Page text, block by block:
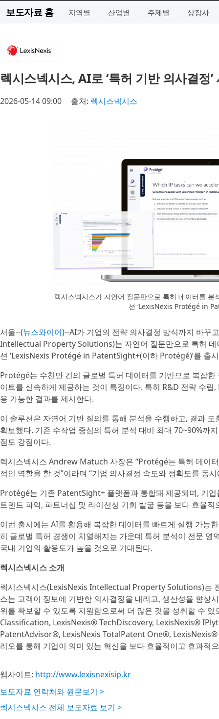
보도자료 홈 지역별 산업별 주제별 상장사
렉시스넥시스, AI로 ‘특허 기반 의사결
2026-05-14 09:00 출처: 렉시스넥시스
렉시스넥시스가 자연어 질문만으로 특허 데이터를
션 ‘LexisNexis Protégé in
서울--(뉴스와이어)--AI가 기업의 전략 의사결정 방식까지 바꾸
Intellectual Property Solutions)는 자연어 질문만으로 특허 데
션 ‘LexisNexis Protégé in PatentSight+(이하 Protégé)’를 출
Protégé는 수천만 건의 글로벌 특허 데이터를 기반으로 복잡
이트를 신속하게 제공하는 것이 특징이다. 특히 R&D 전략 수
용 가능한 결과를 제시한다.
이 솔루션은 자연어 기반 질의를 통해 분석을 수행하고, 결과
확보했다. 기존 수작업 중심의 특허 분석 대비 최대 70~90%까
점도 강점이다.
렉시스넥시스 Andrew Matuch 사장은 “Protégé는 특허 데이
적인 역할을 할 것”이라며 “기업 의사결정 속도와 정확도를 동
Protégé는 기존 PatentSight+ 플랫폼과 통합돼 제공되며, 기
트렌드 파악, 파트너십 및 라이선싱 기회 발굴 등을 보다 효율적
이번 출시에는 AI를 활용해 복잡한 데이터를 빠르게 실행 가능
히 글로벌 특허 경쟁이 치열해지는 가운데 특허 분석이 전문
국내 기업의 활용도가 높을 것으로 기대된다.
렉시스넥시스 소개
렉시스넥시스(LexisNexis Intellectual Property Solutions)는
스는 고객이 정보에 기반한 의사결정을 내리고, 생산성을 향상
위를 확보할 수 있도록 지원함으로써 더 많은 것을 성취할 수
Classification, LexisNexis® TechDiscovery, LexisNexis®
PatentAdvisor®, LexisNexis TotalPatent One®,
리오를 통해 기업이 의미 있는 혁신을 보다 효율적이고 효과적
웹사이트: http://www.lexisnexisip.kr
보도자료 연락처와 원문보기 >
렉시스넥시스 전체 보도자료 보기 >